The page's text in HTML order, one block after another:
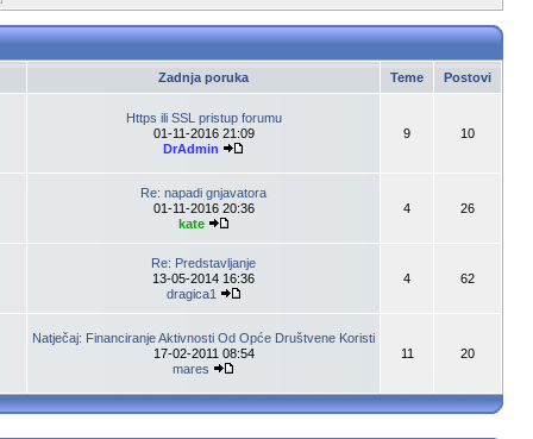
Zadnja poruka Teme Postovi
Https ili SSL pristup forumu
01-11-2016 21:09
DrAdmin
9 10
Re: napadi gnjavatora
01-11-2016 20:36
kate
4 26
Re: Predstavljanje
13-05-2014 16:36
dragica1
4 62
Natječaj: Financiranje Aktivnosti Od Opće Društvene Koristi
17-02-2011 08:54
mares
11 20